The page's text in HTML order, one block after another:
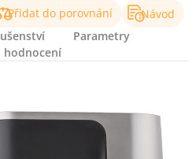
Přidat do porovnání
Návod
Parametry
hodnocení